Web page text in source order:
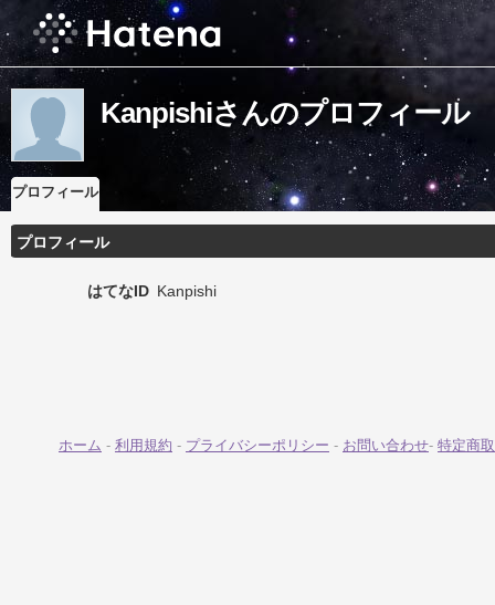
Kanpishiさんのプロフィール
プロフィール
プロフィール
はてなID Kanpishi
ホーム - 利用規約 - プライバシーポリシー - お問い合わせ- 特定商